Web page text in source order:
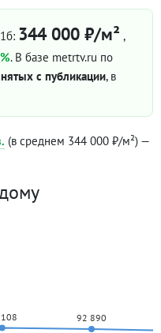
344 000 ₽/м² ,
. В базе metrtv.ru по
с публикации, в
(в среднем 344 000 ₽/м²) —
92 890